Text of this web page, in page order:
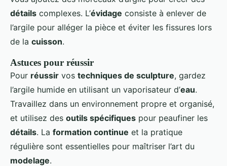
détails complexes. L’évidage consiste à enlever de
l’argile pour alléger la pièce et éviter les fissures lors
de la cuisson.
Astuces pour réussir
Pour réussir vos techniques de sculpture, gardez
l’argile humide en utilisant un vaporisateur d’eau.
Travaillez dans un environnement propre et organisé,
et utilisez des outils spécifiques pour peaufiner les
détails. La formation continue et la pratique
régulière sont essentielles pour maîtriser l’art du
modelage.